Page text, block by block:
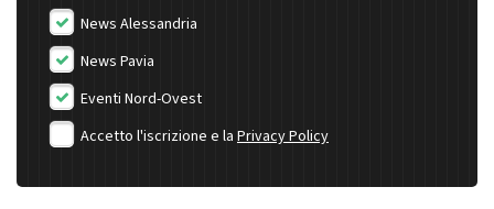
News Alessandria
News Pavia
Eventi Nord-Ovest
Accetto l'iscrizione e la Privacy Policy